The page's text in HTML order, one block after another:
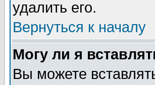
удалить его.
Вернуться к началу
Могу ли я
Вы можете